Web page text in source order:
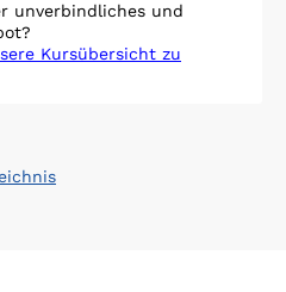
unverbindliches und
Kursübersicht zu